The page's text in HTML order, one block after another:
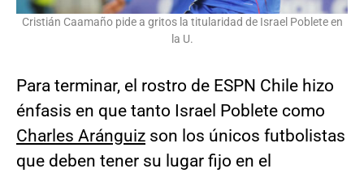
Cristián Caamaño pide a gritos la titularidad de Israel Poblete en
la U.
Para terminar, el rostro de ESPN Chile hizo
énfasis en que tanto Israel Poblete como
Charles Aránguiz son los únicos futbolistas
que deben tener su lugar fijo en el